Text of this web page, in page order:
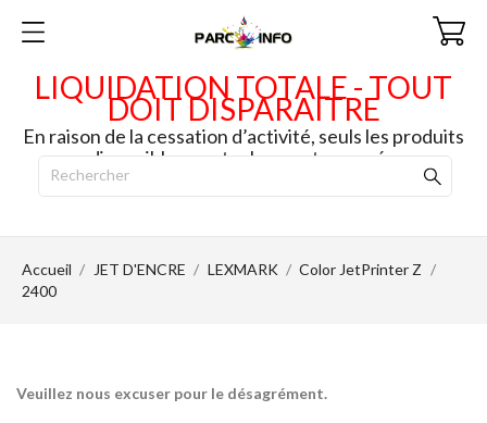
LIQUIDATION TOTALE - TOUT
DOIT DISPARAITRE
En raison de la cessation d’activité, seuls les produits
disponibles en stock seront envoyés.
Accueil JET D'ENCRE LEXMARK
Color JetPrinter Z
2400
Veuillez nous excuser pour le désagrément.